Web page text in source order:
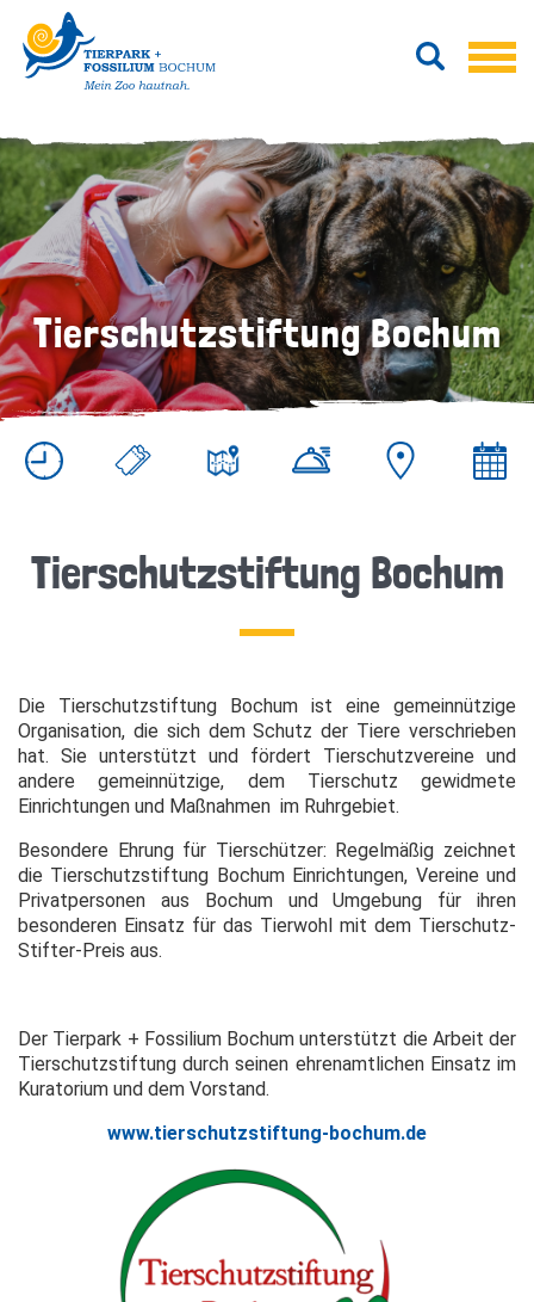
Tierschutzstiftung Bochum
Tierschutzstiftung Bochum
Die Tierschutzstiftung Bochum ist eine gemeinnützige
Organisation, die sich dem Schutz der Tiere verschrieben
hat. Sie unterstützt und fördert Tierschutzvereine und
andere gemeinnützige, dem Tierschutz gewidmete
Einrichtungen und Maßnahmen im Ruhrgebiet.
Besondere Ehrung für Tierschützer: Regelmäßig zeichnet
die Tierschutzstiftung Bochum Einrichtungen, Vereine und
Privatpersonen aus Bochum und Umgebung für ihren
besonderen Einsatz für das Tierwohl mit dem Tierschutz-
Stifter-Preis aus.
Der Tierpark + Fossilium Bochum unterstützt die Arbeit der
Tierschutzstiftung durch seinen ehrenamtlichen Einsatz im
Kuratorium und dem Vorstand.
www.tierschutzstiftung-bochum.de